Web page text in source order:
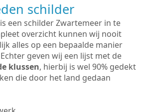
schilder
een schilder Zwartemeer in te
overzicht kunnen wij nooit
alles op een bepaalde manier
geven wij een lijst met de
klussen, hierbij is wel 90% gedekt
die door het land gedaan